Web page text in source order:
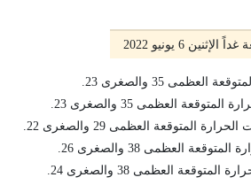
6 يونيو 2022
35 والصغرى 23.
العظمى 35 والصغرى 23.
المتوقعة العظمى 29 والصغرى 22.
العظمى 38 والصغرى 26.
العظمى 38 والصغرى 24.